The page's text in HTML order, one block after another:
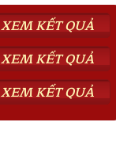
XEM KẾT QUẢ
XEM KẾT QUẢ
XEM KẾT QUẢ